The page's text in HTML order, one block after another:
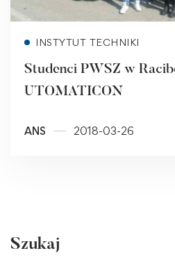
INSTYTUT TECHNIKI
Studenci PWSZ w
UTOMATICON
ANS 2018-03-26
Szukaj